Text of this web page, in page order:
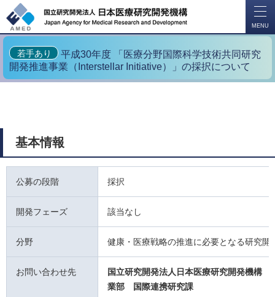
MENU
若手あり
平成30年度 「医療分野国際科学技術共同研究
開発推進事業（Interstellar Initiative）」の採択について
基本情報
公募の段階 採択
開発フェーズ 該当なし
分野 健康・医療戦略の推進に必要となる研究開
お問い合わせ先
国立研究開発法人日本医療研究開発機構
業部 国際連携研究課